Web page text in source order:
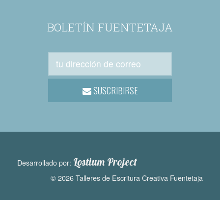
BOLETÍN FUENTETAJA
SUSCRIBIRSE
Desarrollado por: Lostium Project
© 2026 Talleres de Escritura Creativa Fuentetaja